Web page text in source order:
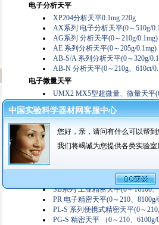
电子分析天平
XP204分析天平0.1mg 220g
AX系列 电子分析天平(0～510g/
AG系列 分析天平(0～210g/0.1mg)
AE 系列分析天平(0～205g/0.1mg)
AB-S/A 系列分析天平(0～320g/
AB-N 分析天平(0～210g、610ct/
电子微量天平
UMX2 MX5型超微量、微量天平
电子精密天平
PL4002-IC 提高精密天平 0.01g，
PL203-IC 提高精密天平 0.001g，
PL2002-IC 提高精密天平 0.01g，
SR系列 工业精密天平(0～16001
SG系列 工业精密天平(0～
SB系列 工业精密天平(0～16100、
PR 电子精密天平(0～210、8100g/
PL-S 系列便携式精密天平(0～
PG-S 精密天平 （0～210、6100g/
中国实验科学器材网客服中心
您好，亲，请问有什么可以帮到
我们将竭诚为您提供各类实验室